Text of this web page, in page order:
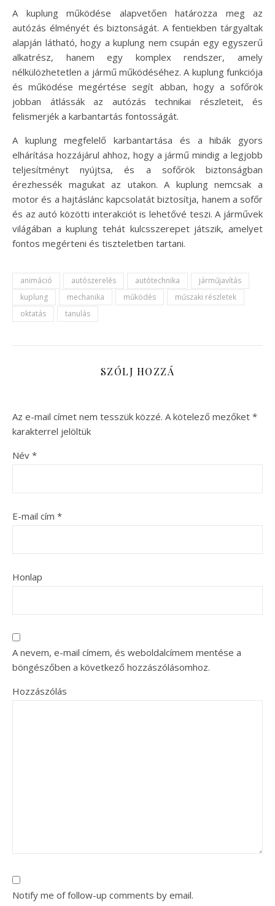
A kuplung működése alapvetően határozza meg az
autózás élményét és biztonságát. A fentiekben tárgyaltak
alapján látható, hogy a kuplung nem csupán egy egyszerű
alkatrész, hanem egy komplex rendszer, amely
nélkülözhetetlen a jármű működéséhez. A kuplung funkciója
és működése megértése segít abban, hogy a sofőrök
jobban átlássák az autózás technikai részleteit, és
felismerjék a karbantartás fontosságát.
A kuplung megfelelő karbantartása és a hibák gyors
elhárítása hozzájárul ahhoz, hogy a jármű mindig a legjobb
teljesítményt nyújtsa, és a sofőrök biztonságban
érezhessék magukat az utakon. A kuplung nemcsak a
motor és a hajtáslánc kapcsolatát biztosítja, hanem a sofőr
és az autó közötti interakciót is lehetővé teszi. A járművek
világában a kuplung tehát kulcsszerepet játszik, amelyet
fontos megérteni és tiszteletben tartani.
animáció autószerelés autótechnika
járműjavítás
kuplung
mechanika működés
műszaki részletek
oktatás
tanulás
SZÓLJ HOZZÁ
Az e-mail címet nem tesszük közzé. A kötelező mezőket *
karakterrel jelöltük
Név *
E-mail cím *
Honlap
A nevem, e-mail címem, és weboldalcímem mentése a
böngészőben a következő hozzászólásomhoz.
Hozzászólás
Notify me of follow-up comments by email.